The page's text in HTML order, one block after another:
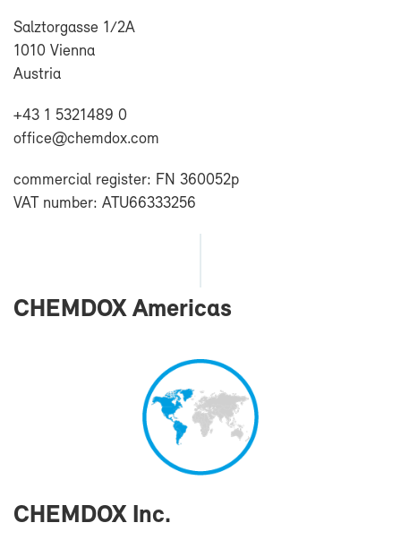
Salz­tor­gas­se 1/2A
1010 Vien­na
Aus­tria
+43 1 5321489 0
of­fi­ce@chem­dox.com
com­mer­cial re­gis­ter: FN 360052p
VAT num­ber: ATU66333256
CHEM­DOX Ame­ri­cas
CHEM­DOX Inc.